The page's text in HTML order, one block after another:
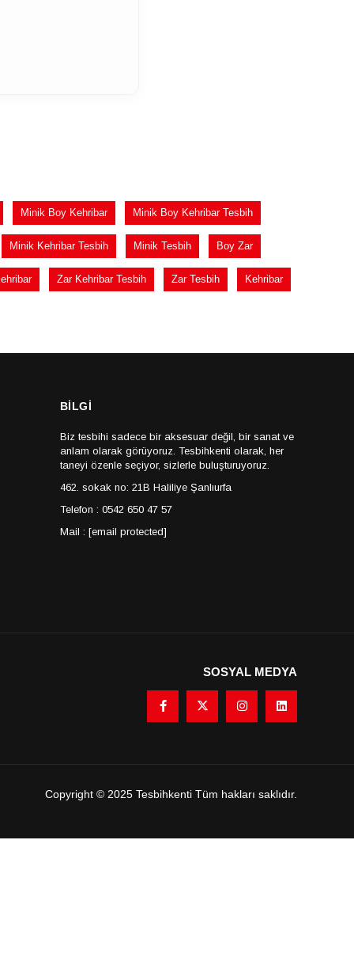
Minik Boy Kehribar Minik Boy Kehribar Tesbih
Minik Kehribar Tesbih Minik Tesbih Boy Zar
Zar Kehribar Tesbih Zar Tesbih Kehribar
BİLGİ
Biz tesbihi sadece bir aksesuar değil, bir sanat ve
anlam olarak görüyoruz. Tesbihkenti olarak, her
taneyi özenle seçiyor, sizlerle buluşturuyoruz.
462. sokak no: 21B Haliliye Şanlıurfa
Telefon : 0542 650 47 57
Mail : [email protected]
SOSYAL MEDYA
Copyright © 2025 Tesbihkenti Tüm hakları saklıdır.